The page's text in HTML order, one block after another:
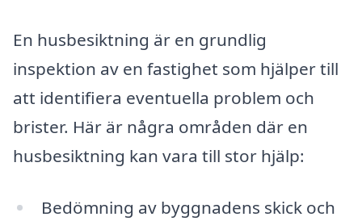
En husbesiktning är en grundlig
inspektion av en fastighet som hjälper till
att identifiera eventuella problem och
brister. Här är några områden där en
husbesiktning kan vara till stor hjälp:
Bedömning av byggnadens skick och